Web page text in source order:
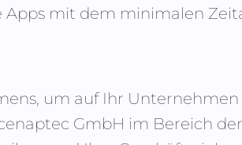
Apps mit dem minimalen
um auf Ihr Unternehmen
GmbH im Bereich der